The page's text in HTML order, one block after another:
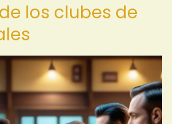
los clubes de